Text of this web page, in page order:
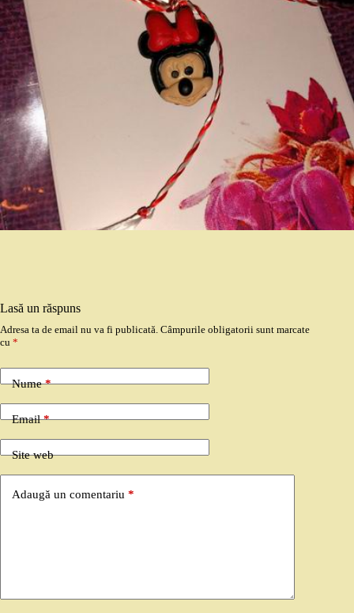
Lasă un răspuns
Adresa ta de email nu va fi publicată. Câmpurile obligatorii sunt marcate
cu *
Nume*
Email*
Site web
Adaugă un comentariu *